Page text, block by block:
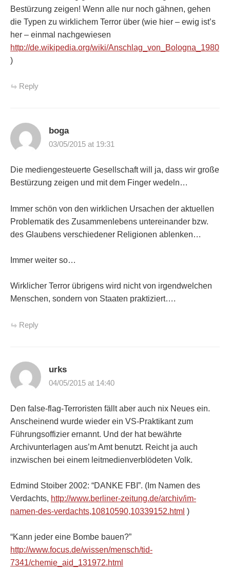
Bestürzung zeigen! Wenn alle nur noch gähnen, gehen
die Typen zu wirklichem Terror über (wie hier – ewig ist’s
her – einmal nachgewiesen
http://de.wikipedia.org/wiki/Anschlag_von_Bologna_1980
)
Reply
boga
03/05/2015 at 19:31
Die mediengesteuerte Gesellschaft will ja, dass wir große
Bestürzung zeigen und mit dem Finger wedeln…
Immer schön von den wirklichen Ursachen der aktuellen
Problematik des Zusammenlebens untereinander bzw.
des Glaubens verschiedener Religionen ablenken…
Immer weiter so…
Wirklicher Terror übrigens wird nicht von irgendwelchen
Menschen, sondern von Staaten praktiziert….
Reply
urks
04/05/2015 at 14:40
Den false-flag-Terroristen fällt aber auch nix Neues ein.
Anscheinend wurde wieder ein VS-Praktikant zum
Führungsoffizier ernannt. Und der hat bewährte
Archivunterlagen aus’m Amt benutzt. Reicht ja auch
inzwischen bei einem leitmedienverblödeten Volk.
Edmind Stoiber 2002: “DANKE FBI”. (Im Namen des
Verdachts, http://www.berliner-zeitung.de/archiv/im-
namen-des-verdachts,10810590,10339152.html )
“Kann jeder eine Bombe bauen?”
http://www.focus.de/wissen/mensch/tid-
7341/chemie_aid_131972.html